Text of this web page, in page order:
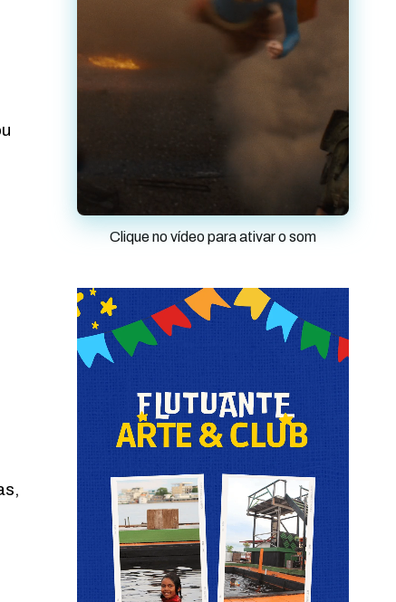
Clique no vídeo para ativar o som